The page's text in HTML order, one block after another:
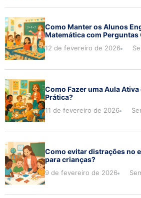
Como Manter os Alunos
Matemática com Perguntas
12 de fevereiro de 2026
Como Fazer uma Aula Ativa
Prática?
11 de fevereiro de 2026
Como evitar distrações no
para crianças?
9 de fevereiro de 2026